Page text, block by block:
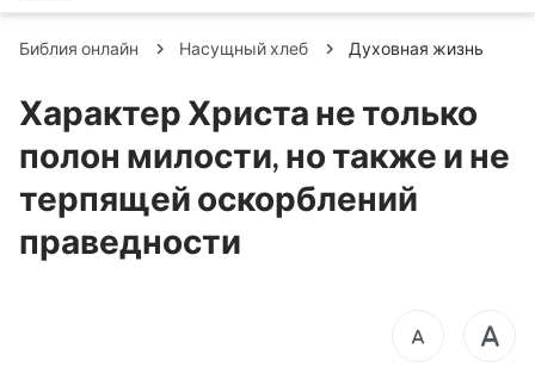
Библия онлайн Насущный хлеб Духовная жизнь
Характер Христа не только
полон милости, но также и не
терпящей оскорблений
праведности